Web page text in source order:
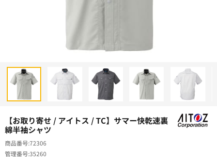
【お取り寄せ / アイトス / TC】サマー快乾速裏
綿半袖シャツ
商品番号72306
管理番号35260